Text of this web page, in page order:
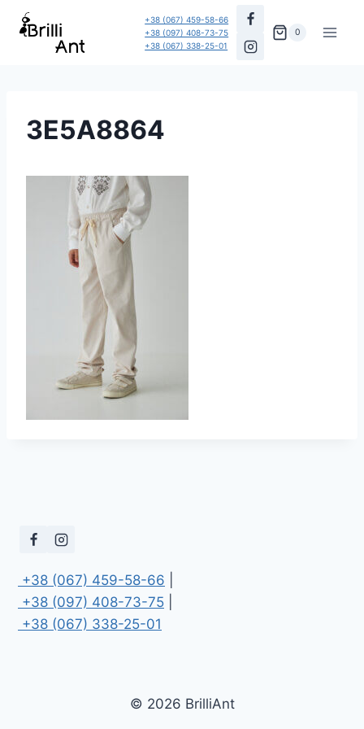
Перейти
+38 (067) 459-58-66
+38 (097) 408-73-75
+38 (067) 338-25-01
0
3E5A8864
+38 (067) 459-58-66
+38 (097) 408-73-75
+38 (067) 338-25-01
© 2026 BrilliAnt